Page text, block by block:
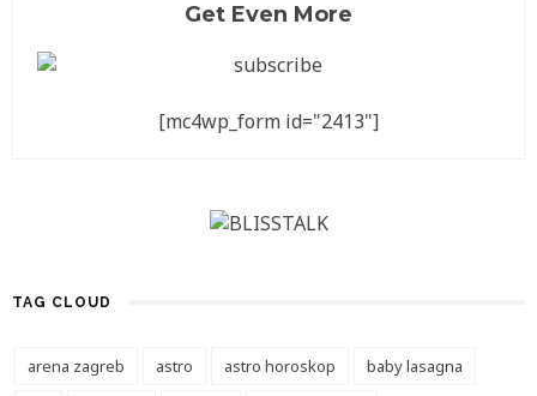
Get Even More
[mc4wp_form id="2413"]
TAG CLOUD
arena zagreb astro astro horoskop
baby lasagna